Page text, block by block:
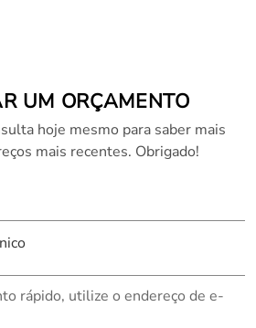
UM ORÇAMENTO
hoje mesmo para saber mais
mais recentes. Obrigado!
rápido, utilize o endereço de e-